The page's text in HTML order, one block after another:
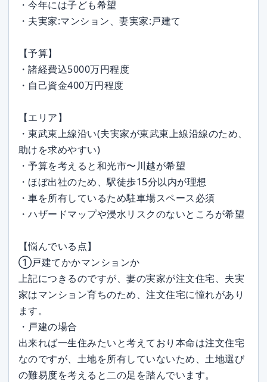
・今年には子ども希望
・夫実家:マンション、妻実家:戸建て
【予算】
・諸経費込5000万円程度
・自己資金400万円程度
【エリア】
・東武東上線沿い(夫実家が東武東上線沿線のため、
助けを求めやすい)
・予算を考えると和光市〜川越が希望
・ほぼ出社のため、駅徒歩15分以内が理想
・車を所有しているため駐車場スペース必須
・ハザードマップや浸水リスクのないところが希望
【悩んでいる点】
①戸建てかかマンションか
上記につきるのですが、妻の実家が注文住宅、夫実
家はマンション育ちのため、注文住宅に憧れがあり
ます。
・戸建の場合
出来れば一生住みたいと考えており本命は注文住宅
なのですが、土地を所有していないため、土地選び
の難易度を考えると二の足を踏んでいます。